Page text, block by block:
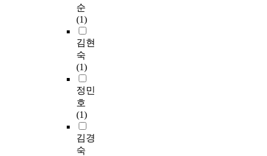
순
(1)
김현
숙
(1)
정민
호
(1)
김경
숙